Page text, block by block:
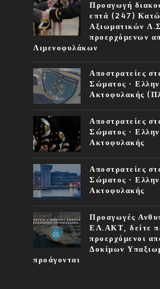
Προαγωγή
επτά (247)
Αξιωματικών
προερχόμενων
Λιμενοφυλάκων
Αποστρατείες
Σώματος -
Ακτοφυλακής
Αποστρατείες
Σώματος -
Ακτοφυλακής
Αποστρατείες
Σώματος -
Ακτοφυλακής
Προαγωγές
ΕΛ.ΑΚΤ, δείτε
προερχόμενοι
Δοκίμων
προάγονται